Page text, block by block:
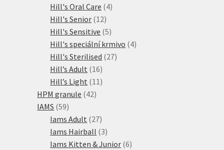
produkty
Hill's Oral Care 44
Hill's Senior 1212
produktů
Hill's Sensitive 55
produktů
Hill's speciální krmivo 44
Hill's Sterilised 2727
Hill’s Adult 1616
produktů
Hill’s Light 11 11
HPM granule 4242
IAMS 5959
produktů
Iams Adult 2727
produktů
Iams Hairball 33
produkty
Iams Kitten & Junior 66